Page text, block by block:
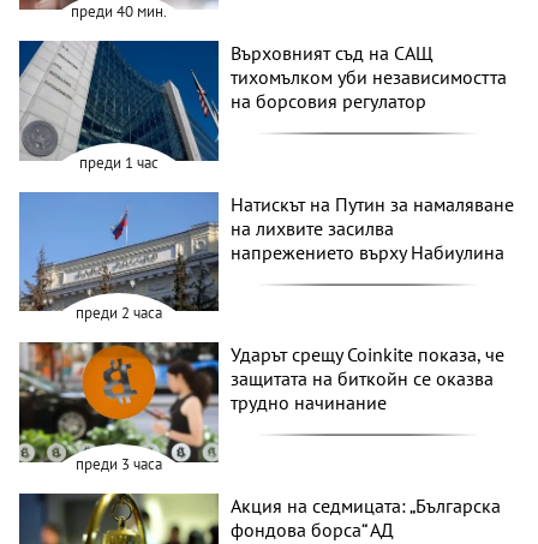
преди 40 мин.
преди 1 час
Върховният съд на САЩ
тихомълком уби независимостта
на борсовия регулатор
преди 2 часа
Натискът на Путин за намаляване
на лихвите засилва
напрежението върху Набиулина
преди 3 часа
Ударът срещу Coinkite показа, че
защитата на биткойн се оказва
трудно начинание
Акция на седмицата: „Българска
фондова борса“ АД